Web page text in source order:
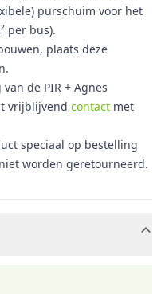
purschuim voor het
per bus).
plaats deze
de PIR + Agnes
vrijblijvend contact met
speciaal op bestelling
worden geretourneerd.